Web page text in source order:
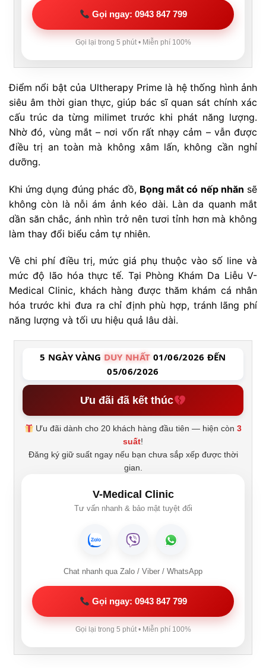
Gọi ngay: 0943 847 799
Gọi lại trong 5 phút • Miễn phí 100%
Điểm nổi bật của Ultherapy Prime là hệ thống hình ảnh
siêu âm thời gian thực, giúp bác sĩ quan sát chính xác
cấu trúc da từng milimet trước khi phát năng lượng.
Nhờ đó, vùng mắt – nơi vốn rất nhạy cảm – vẫn được
điều trị an toàn mà không xâm lấn, không cần nghỉ
dưỡng.
Khi ứng dụng đúng phác đồ, Bọng mắt có nếp nhăn sẽ
không còn là nỗi ám ảnh kéo dài. Làn da quanh mắt
dần săn chắc, ánh nhìn trở nên tươi tỉnh hơn mà không
làm thay đổi biểu cảm tự nhiên.
Về chi phí điều trị, mức giá phụ thuộc vào số line và
mức độ lão hóa thực tế. Tại Phòng Khám Da Liễu V-
Medical Clinic, khách hàng được thăm khám cá nhân
hóa trước khi đưa ra chỉ định phù hợp, tránh lãng phí
năng lượng và tối ưu hiệu quả lâu dài.
5 NGÀY VÀNG DUY NHẤT 01/06/2026 ĐẾN
05/06/2026
Ưu đãi đã kết thúc
Ưu đãi dành cho 20 khách hàng đầu tiên — hiện còn3
suất!
Đăng ký giữ suất ngay nếu bạn chưa sắp xếp được thời
gian.
V-Medical Clinic
Tư vấn nhanh & bảo mật tuyệt đối
Chat nhanh qua Zalo / Viber / WhatsApp
Gọi ngay: 0943 847 799
Gọi lại trong 5 phút • Miễn phí 100%